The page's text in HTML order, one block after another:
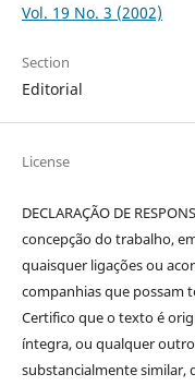
Vol. 19 No. 3 (2002)
Section
Editorial
License
DECLARAÇÃO DE
concepção do trabalho,
quaisquer ligações ou
companhias que possam
Certifico que o texto é
íntegra, ou qualquer
substancialmente similar,